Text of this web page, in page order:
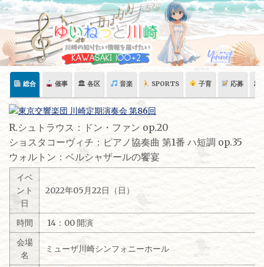
Skip
content
総合 催事 🏛 各区 音楽 SPORTS 子育 応募 🏛
R.シュトラウス：ドン・ファン op.20
ショスタコーヴィチ：ピアノ協奏曲 第1番 ハ短調 op.35
ウォルトン：ベルシャザールの饗宴
イベ
ント
日
2022年05月22日（日）
時間
14：00 開演
会場
名
ミューザ川崎シンフォニーホール